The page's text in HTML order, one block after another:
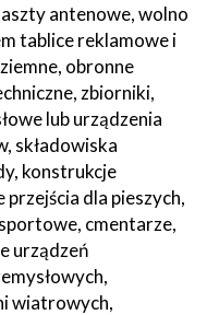
antenowe, wolno
tablice reklamowe i
obronne
zbiorniki,
lub urządzenia
składowiska
konstrukcje
dla pieszych,
cmentarze,
urządzeń
wiatrowych,